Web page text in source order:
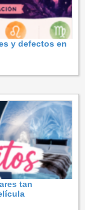
y defectos en
tan